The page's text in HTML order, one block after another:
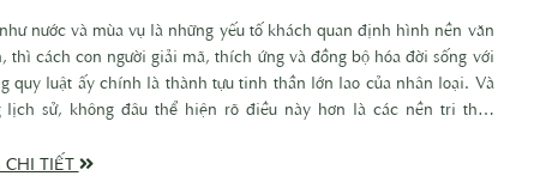
nước và mùa vụ là những yếu tố khách quan định hình nền văn
thì cách con người giải mã, thích ứng và đồng bộ hóa đời sống với
quy luật ấy chính là thành tựu tinh thần lớn lao của nhân loại. Và
lịch sử, không đâu thể hiện rõ điều này hơn là các nền tri thức
CHI TIẾT